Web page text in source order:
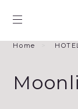
Home